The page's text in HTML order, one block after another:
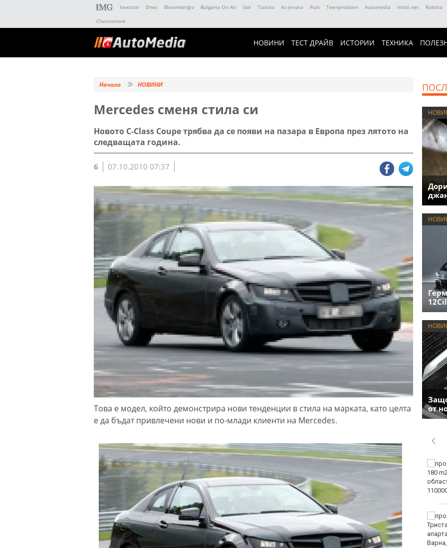
Investor Dnes Bloombergtv Bulgaria On Air Gol Tialoto Az-jenata Puls Teenproblem Automedia Imoti.net Rabota
Chernomore
НОВИНИ ТЕСТ ДРАЙВ ИСТОРИИ ТЕХНИКА
Начало НОВИНИ
Mercedes сменя стила си
Новото C-Class Coupe трябва да се появи на пазара в Европа през лятото на
следващата година.
6 07.10.2010 07:37
Това е модел, който демонстрира нови тенденции в стила на марката, като целта
е да бъдат привлечени нови и по-млади клиенти на Mercedes.
от
Винисиус Жуниор
преподписа с Реал
(Мадрид)
ЦСКА удари с 3:0 Макаби
като гост